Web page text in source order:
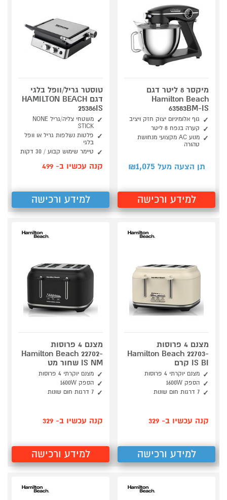
מיקסר 8 ליטר דגם
Hamilton Beach
63583BM-IS
גוף אלומיניום יצוק חזק ויציב
קערה בנפח 8 ליטר
מנוע AC מקצועי מנחושת
טהורה
תן הצעה מעל ₪ 1,075
למידע ורכישה
טוסטר גריל/וופל בלגי
דגם HAMILTON BEACH
25386IS
משטחי צליה/גריל NONE
STICK
פלטות נשלפות גריל או וופל
בלגי
טיימר שימוש קבוע / 30 דקות
קנה עכשיו ב- 499
למידע ורכישה
מצנם 4 פרוסות
Hamilton Beach 22703-
IS BI קרם
מצנם יוקרתי 4 פרוסות
הספק 1600W
7 דרגות חום שונות
קנה עכשיו ב- 329
למידע ורכישה
מצנם 4 פרוסות
Hamilton Beach 22702-
IS NM שחור מט
מצנם יוקרתי 4 פרוסות
הספק 1600W
7 דרגות חום שונות
קנה עכשיו ב- 329
למידע ורכישה